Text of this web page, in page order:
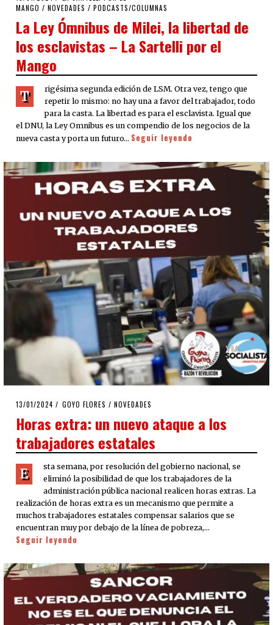
ON
MANGO / NOVEDADES / PODCASTS/COLUMNAS
La Ley Ómnibus de Milei, la libertad de
los esclavistas – La Sartelli por el
Mango
T
rigésima segunda edición de LSM. Otra vez, tengo que
repetir lo mismo: no hay una a favor del trabajador, todo
para la casta. La libertad es para el esclavista. Igual que
el DNU, la Ley Omnibus es un compendio de los negocios de la
nueva casta y porta un futuro… Seguir leyendo
POSTED
13/01/2024 13/01/2024
GOYO FLORES / NOVEDADES
Horas extra: un nuevo ataque a los
trabajadores estatales
E
sta semana, por resolución del gobierno nacional, se
eliminó la posibilidad de que los trabajadores de la
administración pública nacional realicen horas extras. La
realización de horas extra es un mecanismo que permite a
muchos trabajadores estatales compensar salarios que se
encuentran muy por debajo de la línea de pobreza,…
Seguir leyendo